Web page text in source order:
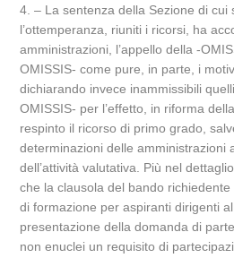
4. – La sentenza della Sezione di cui
l’ottemperanza, riuniti i ricorsi, ha
amministrazioni, l’appello della -
OMISSIS- come pure, in parte, i
dichiarando invece inammissibili
OMISSIS- per l’effetto, in riforma
respinto il ricorso di primo grado,
determinazioni delle amministrazioni
dell’attività valutativa. Più nel
che la clausola del bando
di formazione per aspiranti dirigenti
presentazione della domanda di
non enuclei un requisito di